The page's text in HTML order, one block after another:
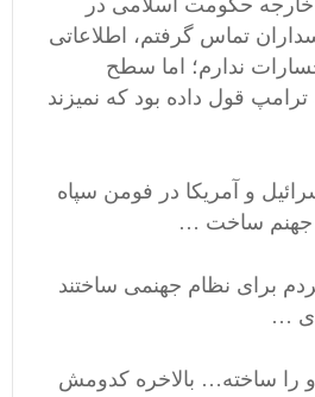
حکومت اسلامی در
تماس گرفتم، اطلاعاتی
ندارم؛ اما سطح
قول داده بود که نمیزند
و آمریکا در فومن سپاه
جهنم ساخت …
برای نظام جهنمی ساختند
…
را ساخته… بالاخره کدومش